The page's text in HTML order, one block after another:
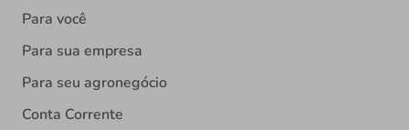
Para você
Para sua empresa
Para seu agronegócio
Conta Corrente